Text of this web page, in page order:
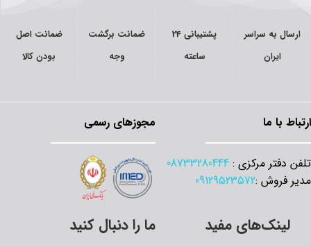
به سراسر
ایران
پشتیبانی 24
ساعته
ضمانت برگشت
ضمانت اصل
بودن کالا
با ما
دفتر مرکزی :08733280444
فروش :09129523572
مجوزهای رسمی
لینک‌های مفید ما را دنبال کنید